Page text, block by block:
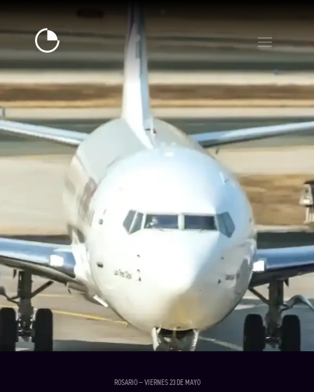
ROSARIO — VIERNES 23 DE MAYO